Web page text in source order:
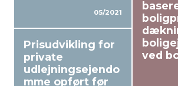
05/2021
ved
Prisudvikling for
private
udlejningsejendo
mme opført før